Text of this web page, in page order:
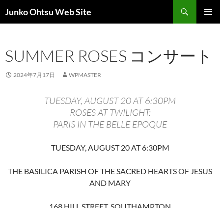
ン
ツ
へ
ス
Junko Ohtsu Web Site
索
SUMMER ROSES コンサート
2024年7月17日 WPMASTER
TUESDAY, AUGUST 20 AT 6:30PM
ROSES AT TWILIGHT:
PARIS IN THE BELLE EPOQUE
TUESDAY, AUGUST 20 AT 6:30PM
THE BASILICA PARISH OF THE SACRED HEARTS OF JESUS
AND MARY